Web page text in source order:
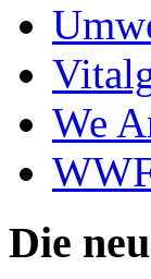
We
Die